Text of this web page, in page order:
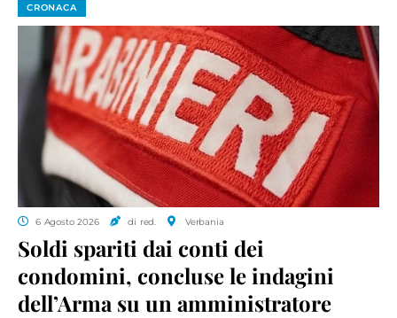
CRONACA
6 Agosto 2026 di red. Verbania
Soldi spariti dai conti dei
condomini, concluse le indagini
dell’Arma su un amministratore